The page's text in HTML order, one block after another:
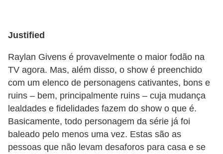
Justified
Raylan Givens é provavelmente o maior fodão na
TV agora. Mas, além disso, o show é preenchido
com um elenco de personagens cativantes, bons e
ruins – bem, principalmente ruins – cuja mudança
lealdades e fidelidades fazem do show o que é.
Basicamente, todo personagem da série já foi
baleado pelo menos uma vez. Estas são as
pessoas que não levam desaforos para casa e se
u
i
n
s
P
é